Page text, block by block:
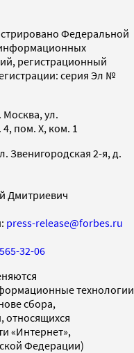
Федеральной
регистрационный
серия Эл №
Москва, ул.
пом. X, ком. 1
Звенигородская 2-я, д.
Дмитриевич
press-release@forbes.ru
32-06
технологии
сбора,
относящихся
«Интернет»,
Федерации)